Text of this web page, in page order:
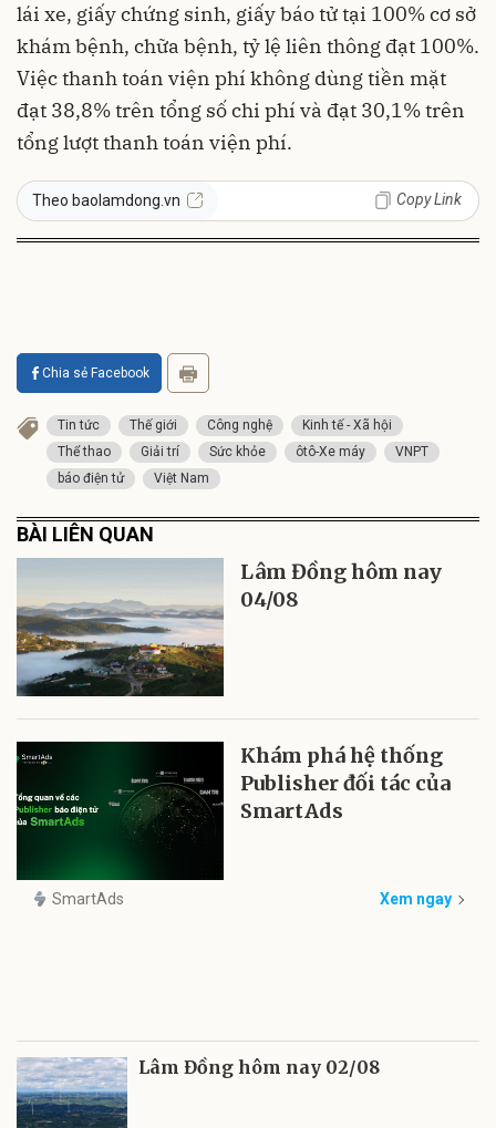
lái xe, giấy chứng sinh, giấy báo tử tại 100% cơ sở
khám bệnh, chữa bệnh, tỷ lệ liên thông đạt 100%.
Việc thanh toán viện phí không dùng tiền mặt
đạt 38,8% trên tổng số chi phí và đạt 30,1% trên
tổng lượt thanh toán viện phí.
Theo baolamdong.vn Copy Link
Chia sẻ Facebook
Tin tức Thế giới Công nghệ
Kinh tế - Xã hội
Thể thao
Giải trí Sức khỏe ôtô-Xe máy
VNPT
báo điện tử
Việt Nam
BÀI LIÊN QUAN
Lâm Đồng hôm nay
04/08
Khám phá hệ thống
Publisher đối tác của
SmartAds
SmartAds Xem ngay
Lâm Đồng hôm nay 02/08